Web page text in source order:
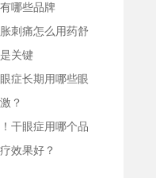
哪些品牌
刺痛怎么用药舒
关键
症长期用哪些眼
？
干眼症用哪个品
效果好？